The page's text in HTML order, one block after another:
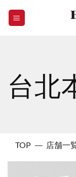
台北
TOP 店舗一